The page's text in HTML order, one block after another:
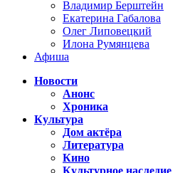
Владимир Берштейн
Екатерина Габалова
Олег Липовецкий
Илона Румянцева
Афиша
Новости
Анонс
Хроника
Культура
Дом актёра
Литература
Кино